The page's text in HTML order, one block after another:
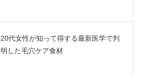
20代女性が知って得する最新医学で判
明した毛穴ケア食材